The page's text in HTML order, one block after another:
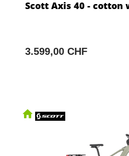
Scott Axis 40 - cotton
3.599,00 CHF